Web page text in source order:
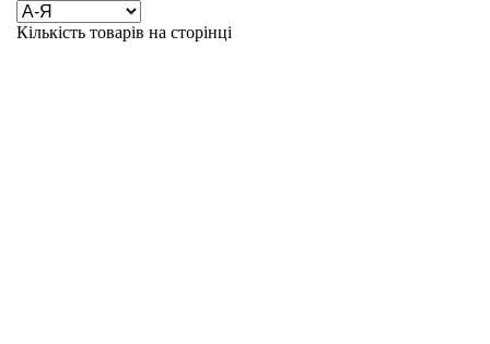
Кількість товарів на сторінці